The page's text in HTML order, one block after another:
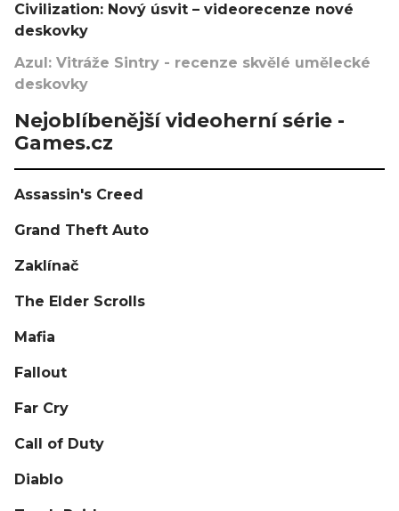
Civilization: Nový úsvit – videorecenze nové
deskovky
Azul: Vitráže Sintry - recenze skvělé umělecké
deskovky
Nejoblíbenější videoherní série -
Games.cz
Assassin's Creed
Grand Theft Auto
Zaklínač
The Elder Scrolls
Mafia
Fallout
Far Cry
Call of Duty
Diablo